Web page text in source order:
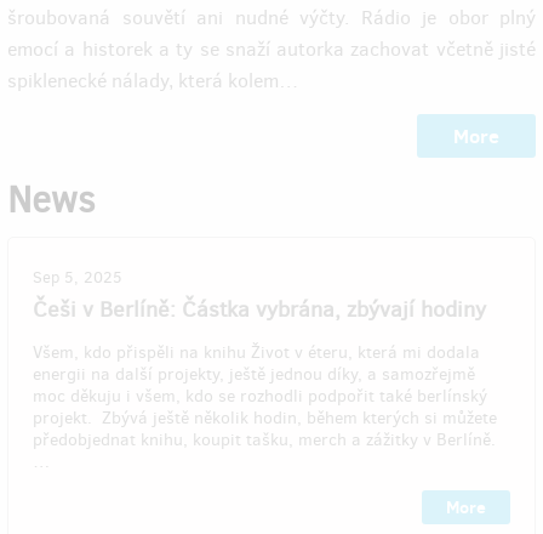
šroubovaná souvětí ani nudné výčty. Rádio je obor plný
emocí a historek a ty se snaží autorka zachovat včetně jisté
spiklenecké nálady, která kolem…
More
News
Sep 5, 2025
Češi v Berlíně: Částka vybrána, zbývají hodiny
Všem, kdo přispěli na knihu Život v éteru, která mi dodala
energii na další projekty, ještě jednou díky, a samozřejmě
moc děkuju i všem, kdo se rozhodli podpořit také berlínský
projekt. Zbývá ještě několik hodin, během kterých si můžete
předobjednat knihu, koupit tašku, merch a zážitky v Berlíně.
…
More